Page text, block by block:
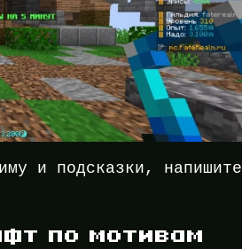
и подсказки, напишите
по мотивам